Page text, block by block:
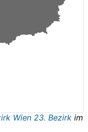
Wien 23. Bezirk im